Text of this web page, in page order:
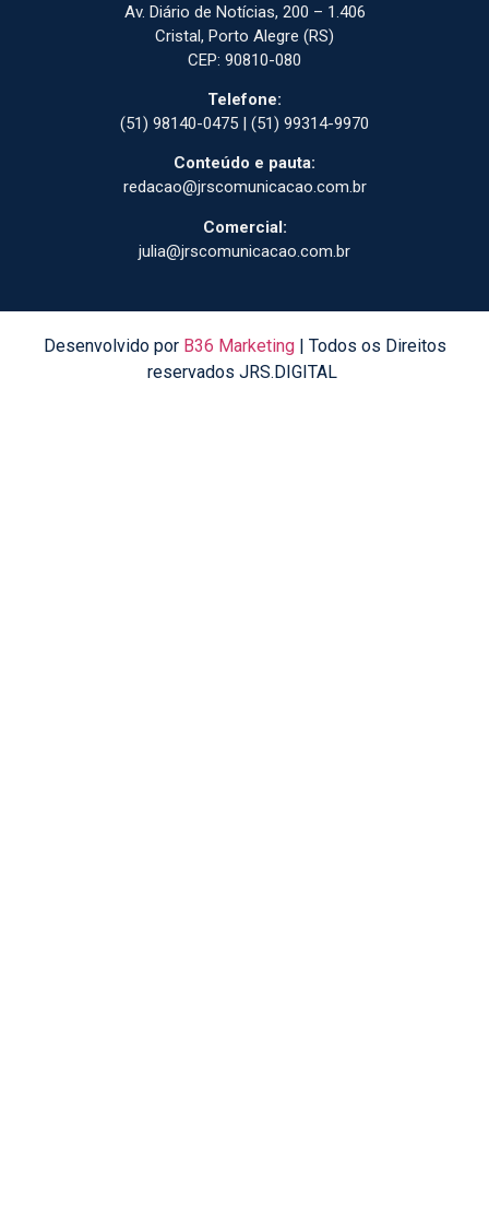
Av. Diário de Notícias, 200 – 1.406
Cristal, Porto Alegre (RS)
CEP: 90810-080
Telefone:
(51) 98140-0475 | (51) 99314-9970
Conteúdo e pauta:
redacao@jrscomunicacao.com.br
Comercial:
julia@jrscomunicacao.com.br
Desenvolvido por B36 Marketing| Todos os Direitos
reservados JRS.DIGITAL